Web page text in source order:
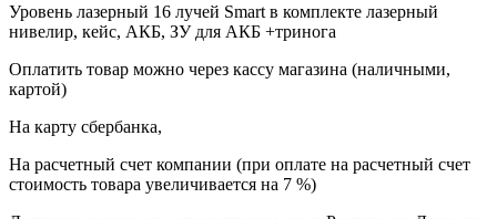
АКБ,
ЗУ
АКБ
+тринога
Уровень лазерный 16 лучей Smart в комплекте лазерный
нивелир, кейс, АКБ, ЗУ для АКБ +тринога
Оплатить товар можно через кассу магазина (наличными,
картой)
На карту сбербанка,
На расчетный счет компании (при оплате на расчетный счет
стоимость товара увеличивается на 7 %)